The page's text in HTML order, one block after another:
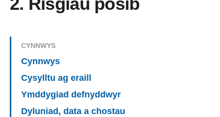
CYNNWYS
Cynnwys
Cysylltu ag eraill
Ymddygiad defnyddwyr
Dyluniad, data a chostau